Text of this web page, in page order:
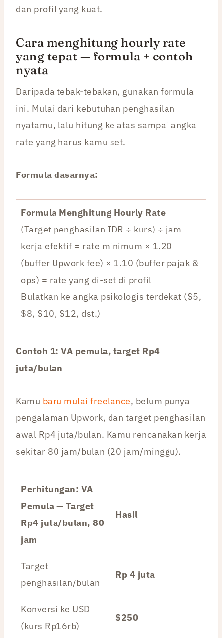
dan profil yang kuat.
Cara menghitung hourly rate
yang tepat — formula + contoh
nyata
Daripada tebak-tebakan, gunakan formula
ini. Mulai dari kebutuhan penghasilan
nyatamu, lalu hitung ke atas sampai angka
rate yang harus kamu set.
Formula dasarnya:
Formula Menghitung Hourly Rate
(Target penghasilan IDR ÷ kurs) ÷ jam
kerja efektif = rate minimum × 1.20
(buffer Upwork fee) × 1.10 (buffer pajak &
ops) = rate yang di-set di profil
Bulatkan ke angka psikologis terdekat ($5,
$8, $10, $12, dst.)
Contoh 1: VA pemula, target Rp4
juta/bulan
Kamu baru mulai freelance, belum punya
pengalaman Upwork, dan target penghasilan
awal Rp4 juta/bulan. Kamu rencanakan kerja
sekitar 80 jam/bulan (20 jam/minggu).
Perhitungan: VA
Pemula — Target
Rp4 juta/bulan, 80
jam
Hasil
Target
penghasilan/bulan
Rp 4 juta
Konversi ke USD
(kurs Rp16rb)
$250